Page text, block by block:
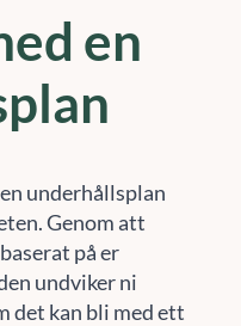
en
underhållsplan
Genom att
på er
undviker ni
det kan bli med ett